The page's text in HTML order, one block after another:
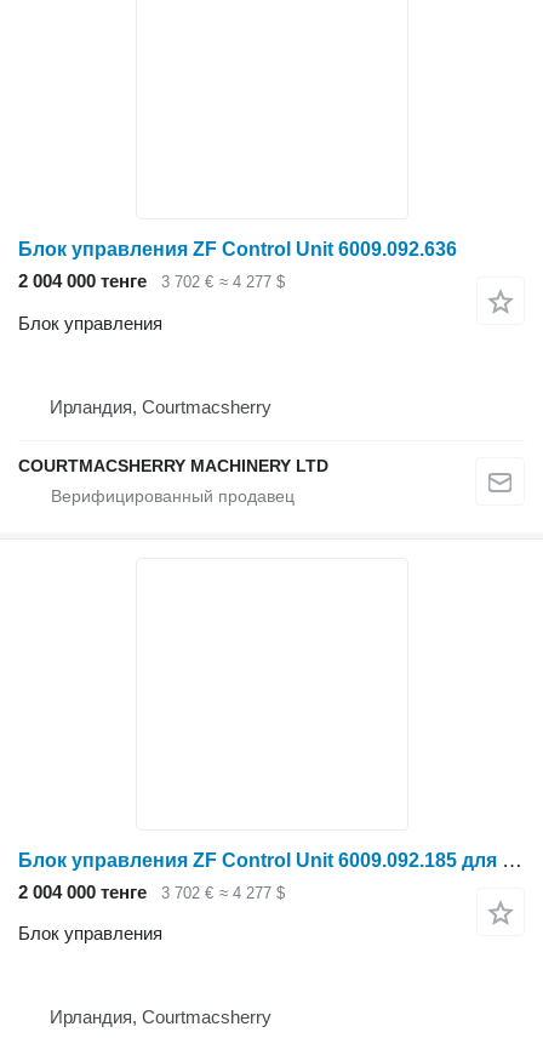
Блок управления ZF Control Unit 6009.092.636
2 004 000 тенге
3 702 € ≈ 4 277 $
Блок управления
Ирландия, Courtmacsherry
COURTMACSHERRY MACHINERY LTD
Блок управления ZF Control Unit 6009.092.185 для трактора колесного
2 004 000 тенге 3 702 € ≈ 4 277 $
Блок управления
Ирландия, Courtmacsherry